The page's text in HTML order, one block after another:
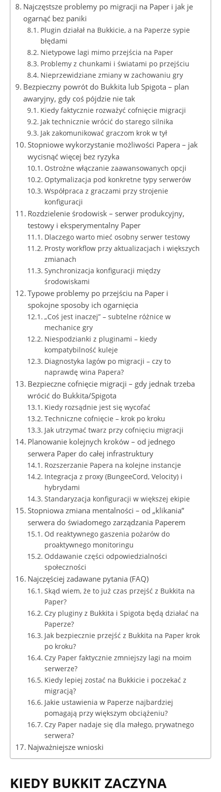
Najczęstsze problemy po migracji na Paper i jak je
ogarnąć bez paniki
Plugin działał na Bukkicie, a na Paperze sypie
błędami
Nietypowe lagi mimo przejścia na Paper
Problemy z chunkami i światami po przejściu
Nieprzewidziane zmiany w zachowaniu gry
Bezpieczny powrót do Bukkita lub Spigota – plan
awaryjny, gdy coś pójdzie nie tak
Kiedy faktycznie rozważyć cofnięcie migracji
Jak technicznie wrócić do starego silnika
Jak zakomunikować graczom krok w tył
Stopniowe wykorzystanie możliwości Papera – jak
wycisnąć więcej bez ryzyka
Ostrożne włączanie zaawansowanych opcji
Optymalizacja pod konkretne typy serwerów
Współpraca z graczami przy strojenie
konfiguracji
Rozdzielenie środowisk – serwer produkcyjny,
testowy i eksperymentalny Paper
Dlaczego warto mieć osobny serwer testowy
Prosty workflow przy aktualizacjach i większych
zmianach
Synchronizacja konfiguracji między
środowiskami
Typowe problemy po przejściu na Paper i
spokojne sposoby ich ogarnięcia
„Coś jest inaczej” – subtelne różnice w
mechanice gry
Niespodzianki z pluginami – kiedy
kompatybilność kuleje
Diagnostyka lagów po migracji – czy to
naprawdę wina Papera?
Bezpieczne cofnięcie migracji – gdy jednak trzeba
wrócić do Bukkita/Spigota
Kiedy rozsądnie jest się wycofać
Techniczne cofnięcie – krok po kroku
Jak utrzymać twarz przy cofnięciu migracji
Planowanie kolejnych kroków – od jednego
serwera Paper do całej infrastruktury
Rozszerzanie Papera na kolejne instancje
Integracja z proxy (BungeeCord, Velocity) i
hybrydami
Standaryzacja konfiguracji w większej ekipie
Stopniowa zmiana mentalności – od „klikania”
serwera do świadomego zarządzania Paperem
Od reaktywnego gaszenia pożarów do
proaktywnego monitoringu
Oddawanie części odpowiedzialności
społeczności
Najczęściej zadawane pytania (FAQ)
Skąd wiem, że to już czas przejść z Bukkita na
Paper?
Czy pluginy z Bukkita i Spigota będą działać na
Paperze?
Jak bezpiecznie przejść z Bukkita na Paper krok
po kroku?
Czy Paper faktycznie zmniejszy lagi na moim
serwerze?
Kiedy lepiej zostać na Bukkicie i poczekać z
migracją?
Jakie ustawienia w Paperze najbardziej
pomagają przy większym obciążeniu?
Czy Paper nadaje się dla małego, prywatnego
serwera?
Najważniejsze wnioski
KIEDY BUKKIT ZACZYNA